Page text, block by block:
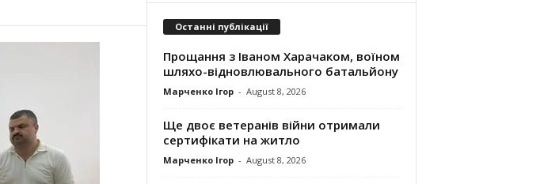
Останні публікації
Прощання з Іваном Харачаком, воїном
шляхо-відновлювального батальйону
Марченко Ігор - August 8, 2026
Ще двоє ветеранів війни отримали
сертифікати на житло
Марченко Ігор - August 8, 2026